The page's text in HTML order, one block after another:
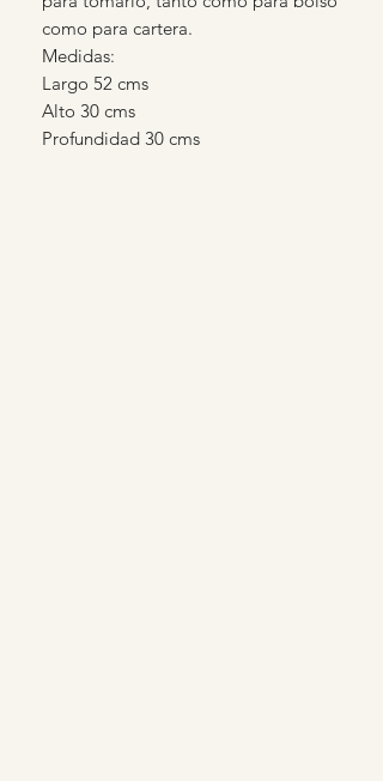
como para cartera.
Medidas:
Largo 52 cms
Alto 30 cms
Profundidad 30 cms